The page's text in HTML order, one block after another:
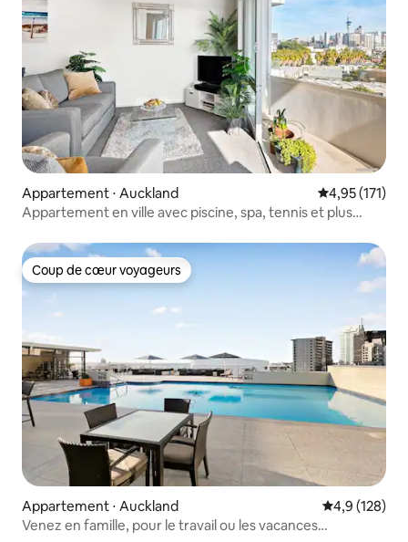
Appartement ⋅ Auckland Évaluation
4,95 (171)
Appartement en ville avec piscine, spa, tennis et plus
Coup de cœur voyageurs
Coup de cœur voyageurs
Appartement ⋅ Auckland Évaluation
4,9 (128)
Venez en famille, pour le travail ou les vacances